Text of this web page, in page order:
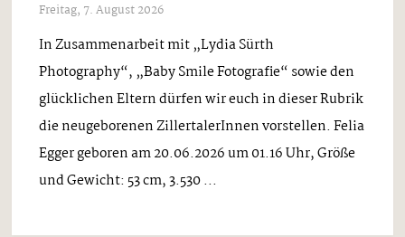
Freitag, 7. August 2026
In Zusammenarbeit mit „Lydia Sürth
Photography“, „Baby Smile Fotografie“ sowie den
glücklichen Eltern dürfen wir euch in dieser Rubrik
die neugeborenen ZillertalerInnen vorstellen. Felia
Egger geboren am 20.06.2026 um 01.16 Uhr, Größe
und Gewicht: 53 cm, 3.530 ...